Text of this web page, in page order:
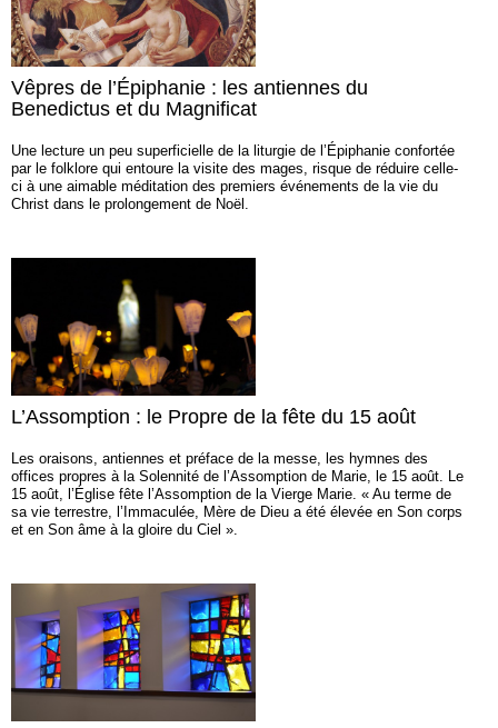
Vêpres de l’Épiphanie : les antiennes du
Benedictus et du Magnificat
Une lecture un peu superficielle de la liturgie de l’Épiphanie confortée
par le folklore qui entoure la visite des mages, risque de réduire celle-
ci à une aimable méditation des premiers événements de la vie du
Christ dans le prolongement de Noël.
L’Assomption : le Propre de la fête du 15 août
Les oraisons, antiennes et préface de la messe, les hymnes des
offices propres à la Solennité de l’Assomption de Marie, le 15 août. Le
15 août, l’Église fête l’Assomption de la Vierge Marie. « Au terme de
sa vie terrestre, l’Immaculée, Mère de Dieu a été élevée en Son corps
et en Son âme à la gloire du Ciel ».